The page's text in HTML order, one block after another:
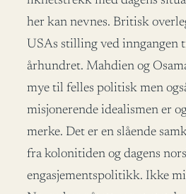
her kan nevnes. Britisk
USAs stilling ved inngangen
århundret. Mahdien og
mye til felles politisk men
misjonerende idealismen er
merke. Det er en slående
fra kolonitiden og dagens
engasjementspolitikk. Ikke